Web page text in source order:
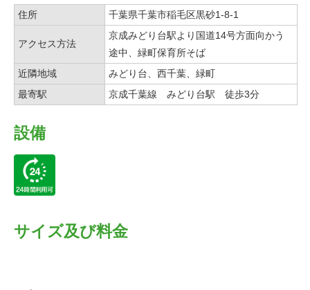
住所 千葉県千葉市稲毛区黒砂1-8-1
アクセス方法
京成みどり台駅より国道14号方面向かう
途中、緑町保育所そば
近隣地域
みどり台、西千葉、緑町
最寄駅
京成千葉線 みどり台駅 徒歩3分
設備
サイズ及び料金